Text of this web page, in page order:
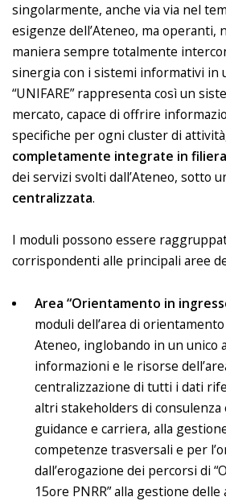
singolarmente, anche via via nel
esigenze dell’Ateneo, ma operanti,
maniera sempre totalmente
sinergia con i sistemi informativi in
“UNIFARE” rappresenta così un
mercato, capace di offrire
specifiche per ogni cluster di
completamente integrate in filiera
dei servizi svolti dall’Ateneo, sotto
centralizzata.
I moduli possono essere
corrispondenti alle principali aree
Area “Orientamento in
moduli dell’area di
Ateneo, inglobando in un unico
informazioni e le risorse
centralizzazione di tutti i dati
altri stakeholders di
guidance e carriera, alla
competenze trasversali e per
dall’erogazione dei percorsi di
15ore PNRR” alla gestione